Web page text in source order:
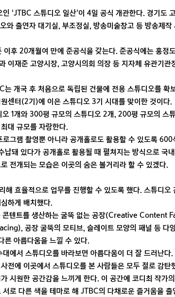
‘JTBC 스튜디오 일산’이 4일 공식 개관한다. 경기도
와 출연자 대기실, 부조정실, 방송미술창고 등 방송제
후 20개월여 만에 준공식을 갖는다. 준공식에는 홍정
이재준 고양시장, 고양시의회 의장 등 지자체 유관기관
는 개국 후 처음으로 독립된 건물에 전용 스튜디오를 확
센터(2기)에 이은 스튜디오 3기 시대를 맞이한 것이다.
오 1개와 300평 규모의 스튜디오 2개, 200평 규모의 스
대 규모를 자랑한다.
그램 촬영뿐 아니라 공개홀로도 활용할 수 있도록
납돼 있다가 공개홀로 활용될 때 펼쳐지는 방식으로 국
전개되는 모습은 이곳의 숨은 볼거리라 할 수 있겠다.
해 효율적으로 업무를 진행할 수 있도록 했다. 스튜디
하게 배치했다.
콘텐트를 생산하는 굴뚝 없는 공장(Creative Content
공장 굴뚝의 모티브, 슬레이트 모양의 패널 등 다
른 아름다움을 느낄 수 있다.
에서 스튜디오를 바라보면 아름다움이 더 잘 드러난
전에 이곳에서 스튜디오를 본 사람들은 모두 절로 감탄
시원한 공간감을 느끼게 한다. 이 공간에 코디최 작가
로 다른 색을 테마로 해 JTBC의 다채로운 즐거움을